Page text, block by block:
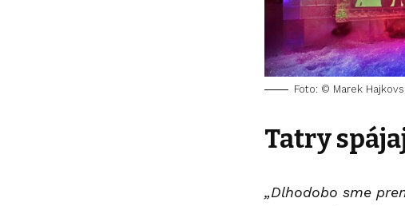
Foto: © Marek
Tatry
„Dlhodobo sme